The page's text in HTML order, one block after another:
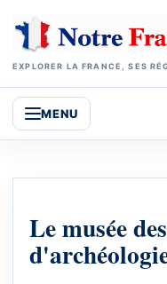
EXPLORER LA FRANCE, SES
MENU
Le musée